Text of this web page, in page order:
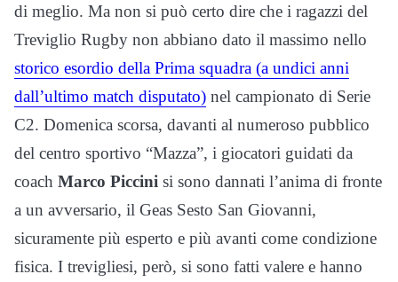
di meglio. Ma non si può certo dire che i ragazzi del
Treviglio Rugby non abbiano dato il massimo nello
storico esordio della Prima squadra (a undici anni
dall’ultimo match disputato) nel campionato di Serie
C2. Domenica scorsa, davanti al numeroso pubblico
del centro sportivo “Mazza”, i giocatori guidati da
coach Marco Piccini si sono dannati l’anima di fronte
a un avversario, il Geas Sesto San Giovanni,
sicuramente più esperto e più avanti come condizione
fisica. I trevigliesi, però, si sono fatti valere e hanno